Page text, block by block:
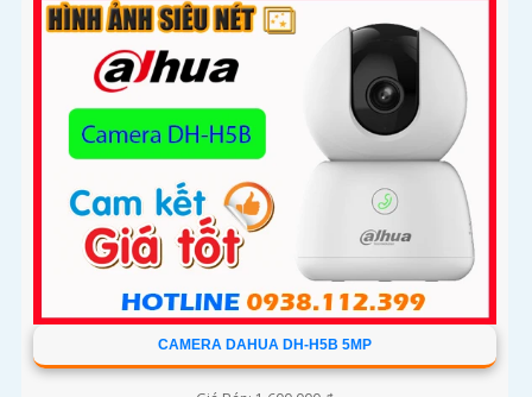
khác, Hồng ngoại 10m cho giám sát ban đêm sắc nét dù
thiếu ánh sáng
CAMERA DAHUA DH-H5B 5MP